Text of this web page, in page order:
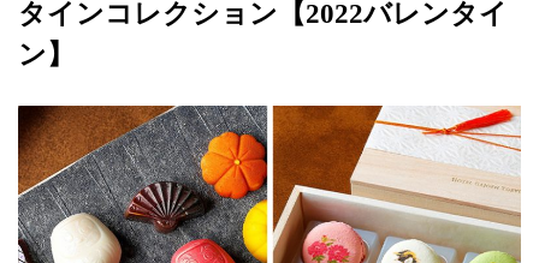
タインコレクション【2022バレンタイ
ン】